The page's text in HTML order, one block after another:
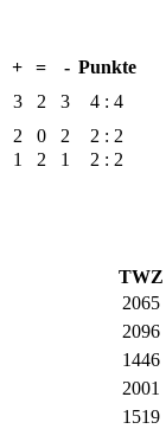
+ = - Punkte
3 2 3
4 : 4
2 0 2
2 : 2
1 2 1
2 : 2
TWZ
2065
2096
1446
2001
1519